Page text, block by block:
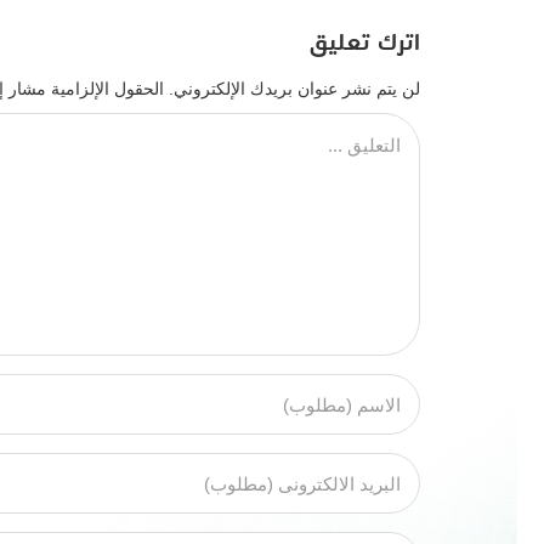
اترك تعليق
لن يتم نشر عنوان بريدك الإلكتروني. الحقول الإلزامية مشار